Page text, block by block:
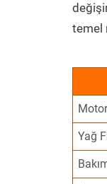
temel
Yağ